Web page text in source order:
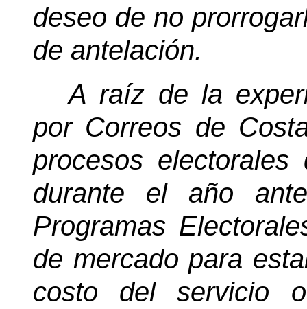
deseo de no
de antelación.
A raíz de la
por Correos de
procesos
durante el año
Programas
de mercado para
costo del servicio